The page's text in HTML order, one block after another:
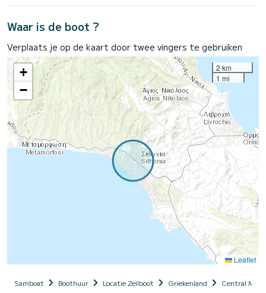
Waar is de boot ?
Verplaats je op de kaart door twee vingers te gebruiken
+
−
2 km
1 mi
Leaflet
Samboat Boothuur Locatie Zeilboot Griekenland Central